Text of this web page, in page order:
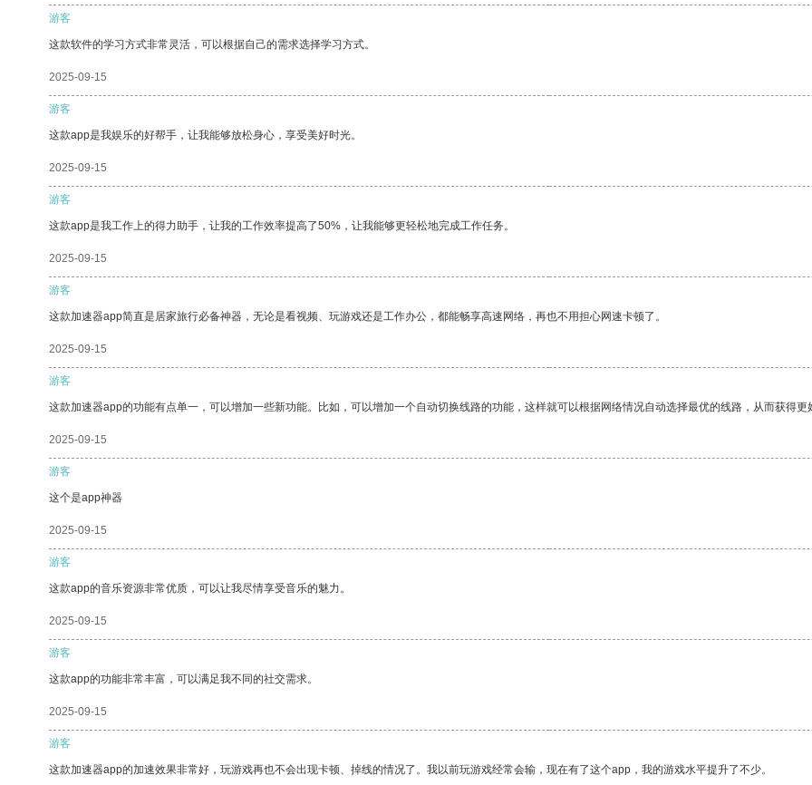
游客
这款软件的学习方式非常灵活，可以根据自己的需求选择学习方式。
2025-09-15
游客
这款app是我娱乐的好帮手，让我能够放松身心，享受美好时光。
2025-09-15
游客
这款app是我工作上的得力助手，让我的工作效率提高了50%，让我能够更轻松地完成工作任务。
2025-09-15
游客
这款加速器app简直是居家旅行必备神器，无论是看视频、玩游戏还是工作办公，都能畅享高速网络，再也不用担心网速卡顿了。
2025-09-15
游客
这款加速器app的功能有点单一，可以增加一些新功能。比如，可以增加一个自动切换线路的功能，这样就可以根据网络情况自动选择最优的线路，从而获得更
2025-09-15
游客
这个是app神器
2025-09-15
游客
这款app的音乐资源非常优质，可以让我尽情享受音乐的魅力。
2025-09-15
游客
这款app的功能非常丰富，可以满足我不同的社交需求。
2025-09-15
游客
这款加速器app的加速效果非常好，玩游戏再也不会出现卡顿、掉线的情况了。我以前玩游戏经常会输，现在有了这个app，我的游戏水平提升了不少。